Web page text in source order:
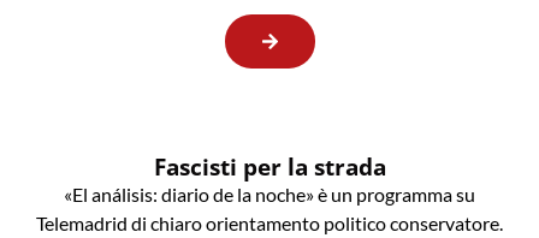
Fascisti per la strada
«El análisis: diario de la noche» è un programma su
Telemadrid di chiaro orientamento politico conservatore.